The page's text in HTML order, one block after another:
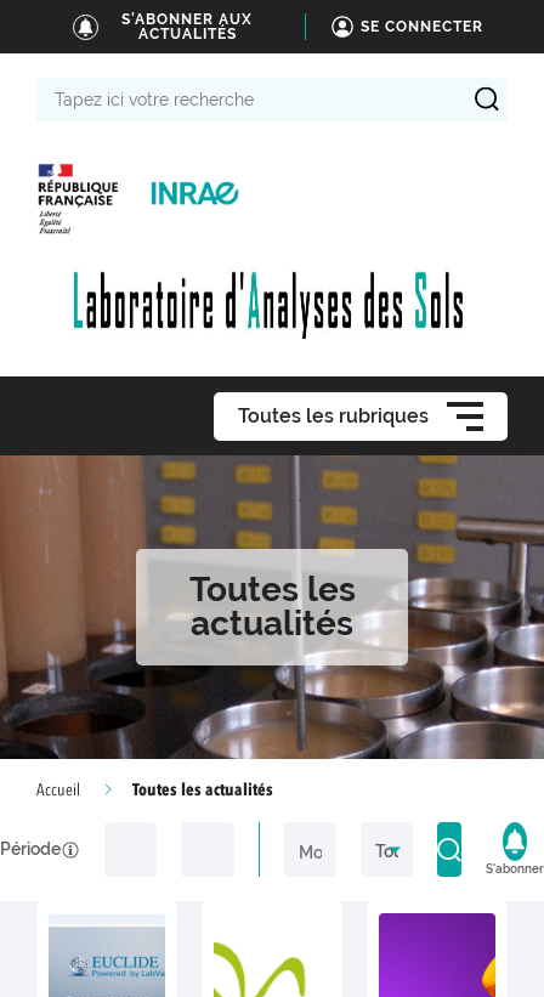
S'ABONNER AUX
ACTUALITÉS
SE CONNECTER
Toutes les rubriques
Toutes les
actualités
Accueil Toutes les actualités
Période
S'abonner